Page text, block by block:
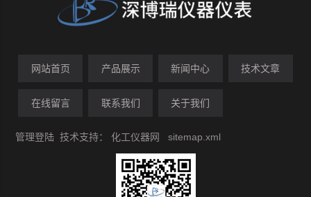
网站首页 产品展示 新闻中心 技术文章
在线留言 联系我们 关于我们
管理登陆 技术支持：化工仪器网 sitemap.xml